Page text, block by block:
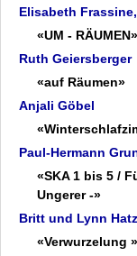
Elisabeth
«UM - RÄUMEN»
Ruth Geiersberger
«auf Räumen»
Anjali Göbel
Paul-Hermann
«SKA 1 bis 5 /
Ungerer -»
Britt und Lynn
«Verwurzelung »